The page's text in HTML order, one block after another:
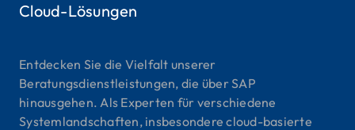
Cloud-Lösungen
Entdecken Sie die Vielfalt unserer
Beratungsdienstleistungen, die über SAP
hinausgehen. Als Experten für verschiedene
Systemlandschaften, insbesondere cloud-basierte